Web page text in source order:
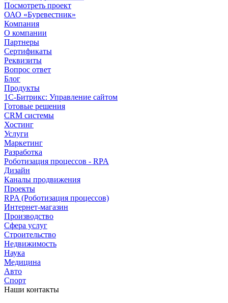
Посмотреть проект
ОАО «Буревестник»
Компания
О компании
Партнеры
Сертификаты
Реквизиты
Вопрос ответ
Блог
Продукты
1С-Битрикс: Управление сайтом
Готовые решения
CRM системы
Хостинг
Услуги
Маркетинг
Разработка
Роботизация процессов - RPA
Дизайн
Каналы продвижения
Проекты
RPA (Роботизация процессов)
Интернет-магазин
Производство
Сфера услуг
Строительство
Недвижимость
Наука
Медицина
Авто
Спорт
Наши контакты